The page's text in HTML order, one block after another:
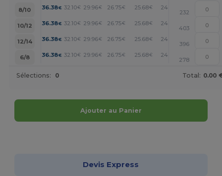
8/10 36.38€ 32.10€ 29.96€ 26.75€ 25.68€ 24.61 +
232
10/12
36.38€ 32.10€ 29.96€ 26.75€ 25.68€ 24.61 +
403
12/14
36.38€ 32.10€ 29.96€ 26.75€ 25.68€ 24.61 +
396
6/8
36.38€ 32.10€ 29.96€ 26.75€ 25.68€ 24.61 +
278
Sélections: 0 Total: 0.00
Ajouter au Panier
Devis Express